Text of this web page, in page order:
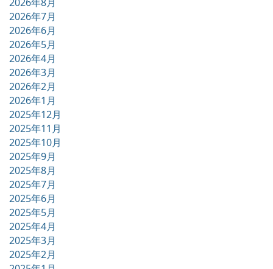
2026年7月
2026年6月
2026年5月
2026年4月
2026年3月
2026年2月
2026年1月
2025年12月
2025年11月
2025年10月
2025年9月
2025年8月
2025年7月
2025年6月
2025年5月
2025年4月
2025年3月
2025年2月